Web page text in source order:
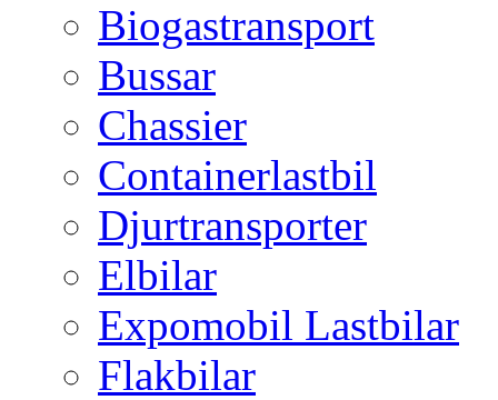
Biogastransport
Bussar
Chassier
Containerlastbil
Djurtransporter
Elbilar
Expomobil Lastbilar
Flakbilar